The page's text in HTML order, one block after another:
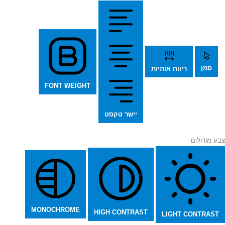
סמן ריווח אותיות
יישר טקסט
FONT WEIGHT
צבע מודולים
LIGHT CONTRAST
HIGH CONTRAST
MONOCHROME